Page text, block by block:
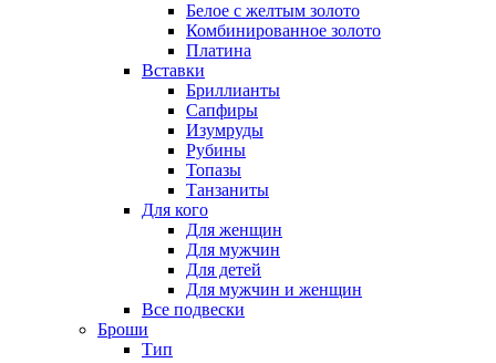
Белое с желтым золото
Комбинированное золото
Платина
Вставки
Бриллианты
Сапфиры
Изумруды
Рубины
Топазы
Танзаниты
Для кого
Для женщин
Для мужчин
Для детей
Для мужчин и женщин
Все подвески
Броши
Тип